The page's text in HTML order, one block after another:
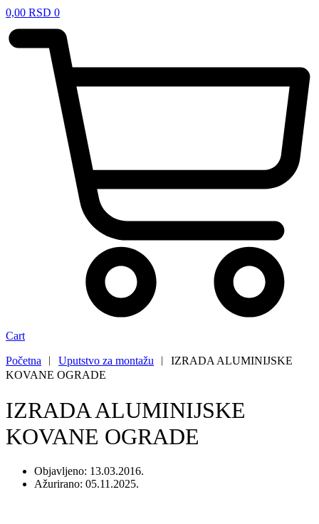
0,00 RSD 0
Cart
Početna ︱ Uputstvo za montažu ︱ IZRADA ALUMINIJSKE
KOVANE OGRADE
IZRADA ALUMINIJSKE
KOVANE OGRADE
Objavljeno: 13.03.2016.
Ažurirano: 05.11.2025.